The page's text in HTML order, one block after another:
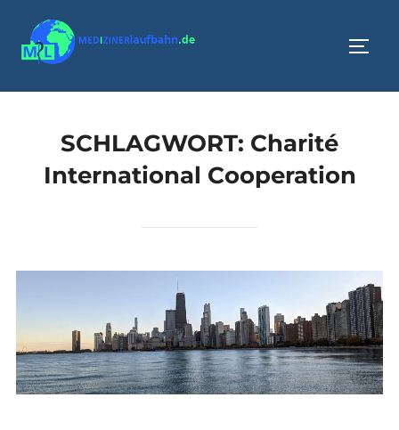
Inhalt
springen
SCHLAGWORT: Charité
International Cooperation